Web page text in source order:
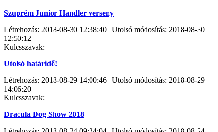
Szuprém Junior Handler verseny
Létrehozás: 2018-08-30 12:38:40 | Utolsó módosítás: 2018-08-30
12:50:12
Kulcsszavak:
Utolsó határidő!
Létrehozás: 2018-08-29 14:00:46 | Utolsó módosítás: 2018-08-29
14:06:20
Kulcsszavak:
Dracula Dog Show 2018